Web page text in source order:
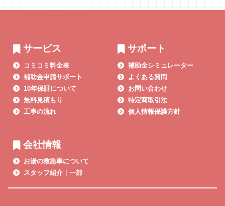
サービス
コミコミ料金表
補助金申請サポート
10年保証について
無料見積もり
工事の流れ
サポート
補助金シミュレーター
よくある質問
お問い合わせ
特定商取引法
個人情報保護方針
会社情報
お湯の救急車について
スタッフ紹介｜一部